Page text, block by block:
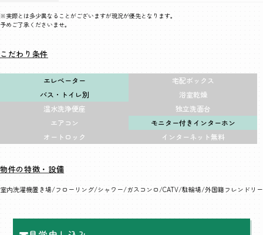
※実際とは多少異なることがございますが現況が優先となります。
予めご了承くださいませ。
こだわり条件
エレベーター
宅配ボックス
バス・トイレ別
浴室乾燥
温水洗浄便座
独立洗面台
エアコン
モニター付きインターホン
オートロック
インターネット無料
物件の特徴・設備
室内洗濯機置き場 フローリング シャワー ガスコンロ CATV 駐輪場 外国籍フレンドリー